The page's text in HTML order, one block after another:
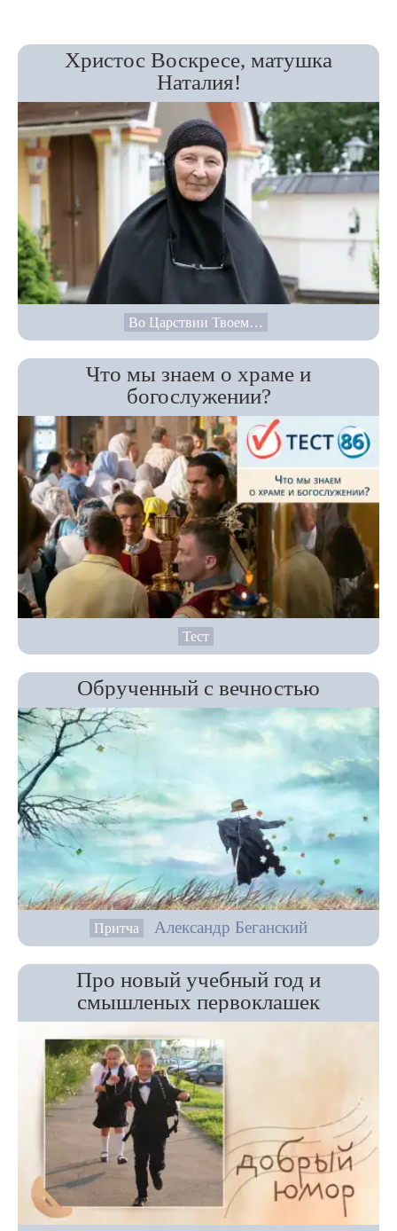
Христос Воскресе, матушка
Наталия!
Во Царствии Твоем…
Что мы знаем о храме и
богослужении?
Тест
Обрученный с вечностью
Притча Александр Беганский
Про новый учебный год и
смышленых первоклашек